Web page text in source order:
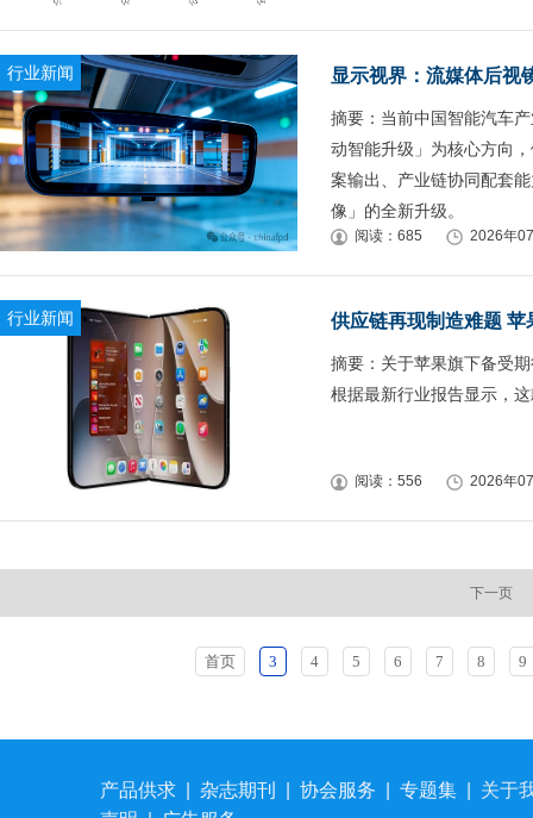
行业新闻 显示视界：流媒体后视
摘要：当前中国智能汽车
动智能升级」为核心方向
案输出、产业链协同配套
像」的全新升级。
阅读：685 2026年
行业新闻 供应链再现制造难题
摘要：关于苹果旗下备受
根据最新行业报告显示，
阅读：556 2026年
下一页
首页 3 4 5 6 7 8 9
产品供求 杂志期刊 协会服务 专题集
关于